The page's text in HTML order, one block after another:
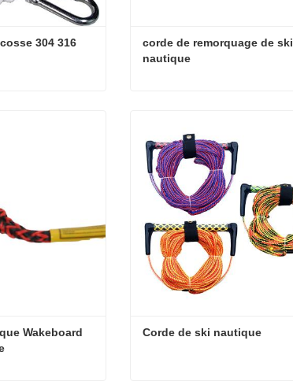
304 316
corde de remorquage de ski
nautique
Wakeboard
Corde de ski nautique